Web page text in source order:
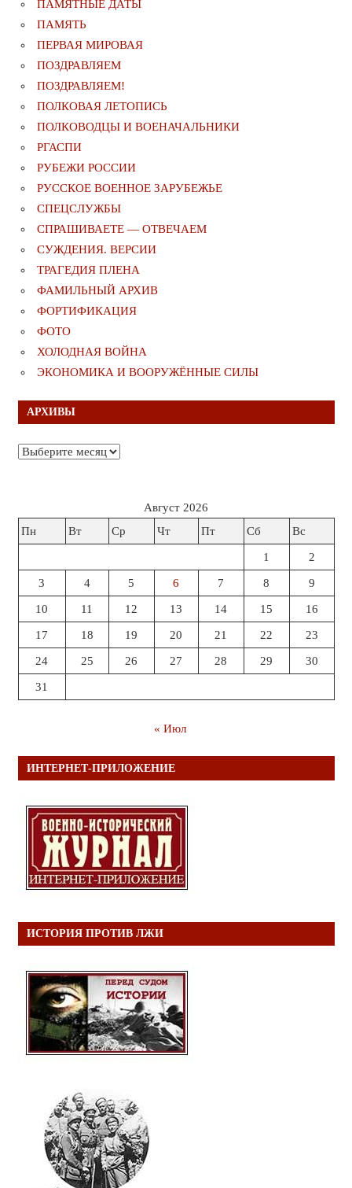
ПАМЯТНЫЕ ДАТЫ
ПАМЯТЬ
ПЕРВАЯ МИРОВАЯ
ПОЗДРАВЛЯЕМ
ПОЗДРАВЛЯЕМ!
ПОЛКОВАЯ ЛЕТОПИСЬ
ПОЛКОВОДЦЫ И ВОЕНАЧАЛЬНИКИ
РГАСПИ
РУБЕЖИ РОССИИ
РУССКОЕ ВОЕННОЕ ЗАРУБЕЖЬЕ
СПЕЦСЛУЖБЫ
СПРАШИВАЕТЕ — ОТВЕЧАЕМ
СУЖДЕНИЯ. ВЕРСИИ
ТРАГЕДИЯ ПЛЕНА
ФАМИЛЬНЫЙ АРХИВ
ФОРТИФИКАЦИЯ
ФОТО
ХОЛОДНАЯ ВОЙНА
ЭКОНОМИКА И ВООРУЖЁННЫЕ СИЛЫ
АРХИВЫ
Архивы
Август 2026
Пн
Вт Ср Чт Пт Сб Вс
1 2
3 4 5 6 7 8 9
10 11 12 13 14 15 16
17 18 19 20 21 22 23
24 25 26 27 28 29 30
31
« Июл
ИНТЕРНЕТ-ПРИЛОЖЕНИЕ
ИСТОРИЯ ПРОТИВ ЛЖИ